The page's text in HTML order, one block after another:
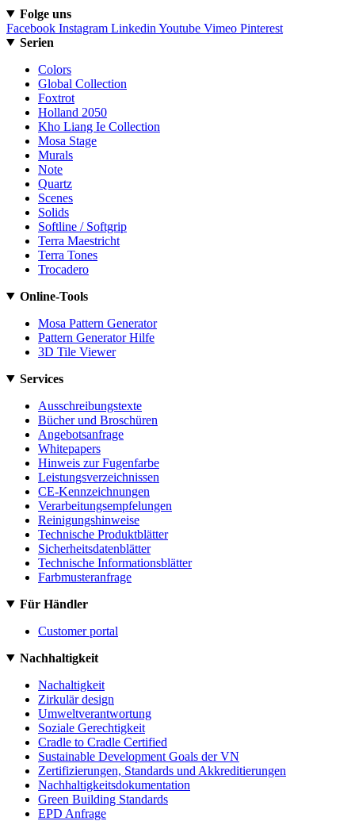
Folge uns
Facebook Instagram Linkedin Youtube Vimeo Pinterest
Serien
Colors
Global Collection
Foxtrot
Holland 2050
Kho Liang Ie Collection
Mosa Stage
Murals
Note
Quartz
Scenes
Solids
Softline / Softgrip
Terra Maestricht
Terra Tones
Trocadero
Online-Tools
Mosa Pattern Generator
Pattern Generator Hilfe
3D Tile Viewer
Services
Ausschreibungstexte
Bücher und Broschüren
Angebotsanfrage
Whitepapers
Hinweis zur Fugenfarbe
Leistungsverzeichnissen
CE-Kennzeichnungen
Verarbeitungsempfelungen
Reinigungshinweise
Technische Produktblätter
Sicherheitsdatenblätter
Technische Informationsblätter
Farbmusteranfrage
Für Händler
Customer portal
Nachhaltigkeit
Nachaltigkeit
Zirkulär design
Umweltverantwortung
Soziale Gerechtigkeit
Cradle to Cradle Certified
Sustainable Development Goals der VN
Zertifizierungen, Standards und Akkreditierungen
Nachhaltigkeitsdokumentation
Green Building Standards
EPD Anfrage